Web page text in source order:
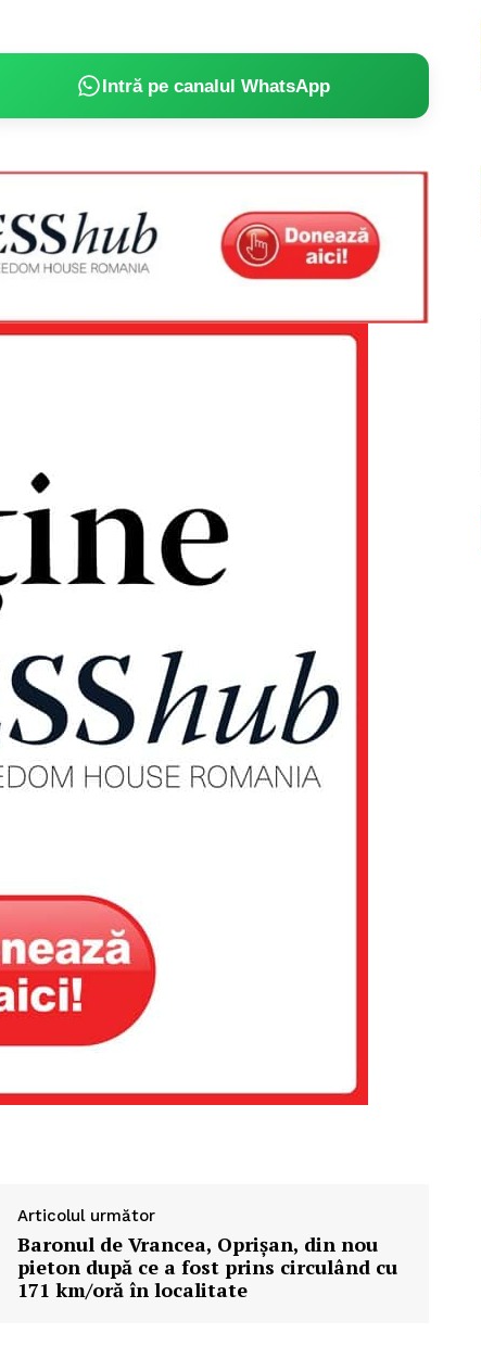
Intră pe canalul WhatsApp
Articolul următor
Baronul de Vrancea, Oprișan, din nou
pieton după ce a fost prins circulând cu
171 km/oră în localitate